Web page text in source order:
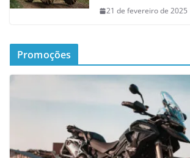
21 de fevereiro de 2025
Promoções